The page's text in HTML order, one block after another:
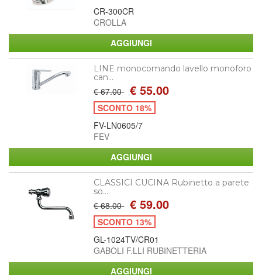
CR-300CR
CROLLA
LINE monocomando lavello monoforo
can...
€ 67.00 € 55.00
SCONTO 18%
FV-LN0605/7
FEV
CLASSICI CUCINA Rubinetto a parete
so...
€ 68.00 € 59.00
SCONTO 13%
GL-1024TV/CR01
GABOLI F.LLI RUBINETTERIA